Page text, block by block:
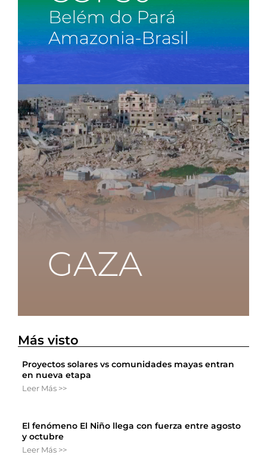
Más visto
Proyectos solares vs comunidades mayas entran
en nueva etapa
Leer Más >>
El fenómeno El Niño llega con fuerza entre agosto
y octubre
Leer Más >>